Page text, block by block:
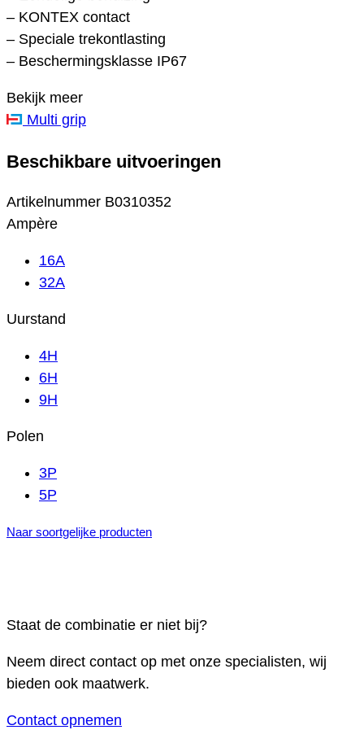
– KONTEX contact
– Speciale trekontlasting
– Beschermingsklasse IP67
Bekijk meer
Multi grip
Beschikbare uitvoeringen
Artikelnummer B0310352
Ampère
16A
32A
Uurstand
4H
6H
9H
Polen
3P
5P
Naar soortgelijke producten
Staat de combinatie er niet bij?
Neem direct contact op met onze specialisten, wij
bieden ook maatwerk.
Contact opnemen